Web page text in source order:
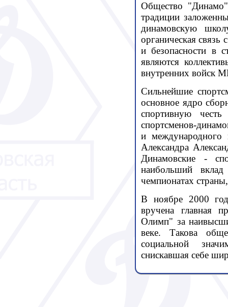
Общество "Динамо"
традиции
динамовскую
органическая
и безопасности в
являются
внутренних войск
Сильнейшие
основное ядро
спортивную
спортсменов-
и
Александра
Динамовские -
наибольший
чемпионатах
В ноябре 2000
вручена главная
Олимп" за
веке. Такова
социальной
снискавшая себе